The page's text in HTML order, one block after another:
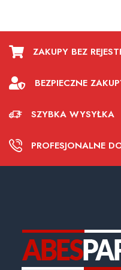
ZAKUPY BEZ
BEZPIECZNE
SZYBKA WYSYŁKA
PROFESJONALNE